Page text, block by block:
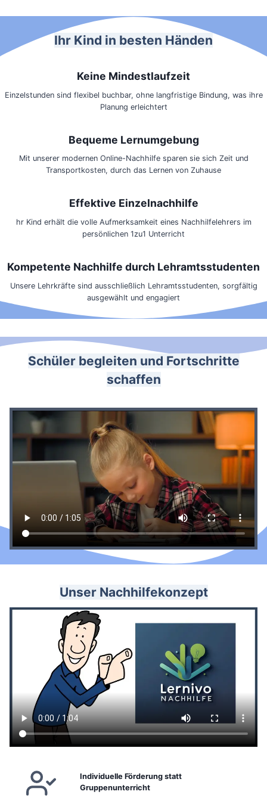
Ihr Kind in besten Händen
Keine Mindestlaufzeit
Einzelstunden sind flexibel buchbar, ohne langfristige Bindung, was ihre
Planung erleichtert
Bequeme Lernumgebung
Mit unserer modernen Online-Nachhilfe sparen sie sich Zeit und
Transportkosten, durch das Lernen von Zuhause
Effektive Einzelnachhilfe
hr Kind erhält die volle Aufmerksamkeit eines Nachhilfelehrers im
persönlichen 1zu1 Unterricht
Kompetente Nachhilfe durch Lehramtsstudenten
Unsere Lehrkräfte sind ausschließlich Lehramtsstudenten, sorgfältig
ausgewählt und engagiert
Schüler begleiten und Fortschritte
schaffen
Unser Nachhilfekonzept
Individuelle Förderung statt
Gruppenunterricht